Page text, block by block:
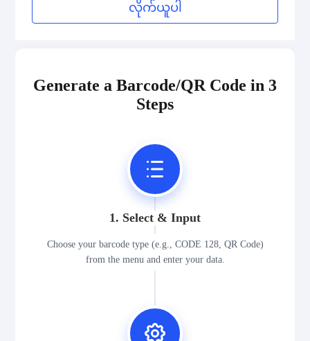
လိုက်ယူပါ
Generate a Barcode/QR Code in 3
Steps
1. Select & Input
Choose your barcode type (e.g., CODE 128, QR Code)
from the menu and enter your data.